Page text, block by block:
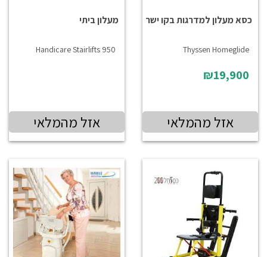
כסא מעלון למדרגות בקו ישר
Thyssen Homeglide
₪19,900
אזל מהמלאי
מעלון ביתי
Handicare Stairlifts 950
אזל מהמלאי